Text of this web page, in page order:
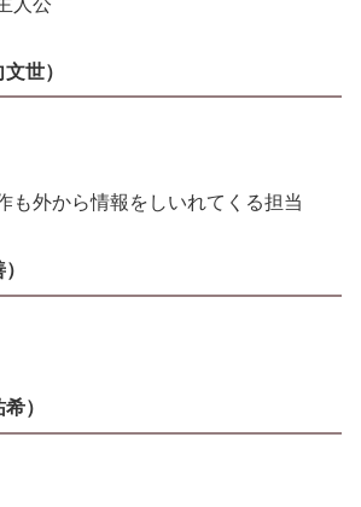
文世）
も外から情報をしいれてくる担当
）
希）